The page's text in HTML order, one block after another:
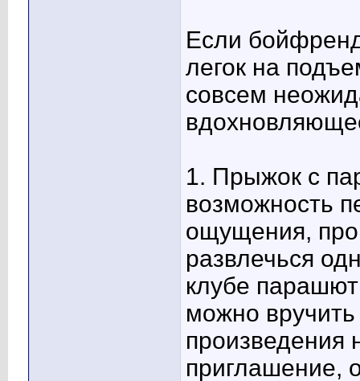
Если
легок на
совсем
1. Прыжок с
возможность
ощущения,
развлечься
клубе
можно
произведения
приглашение,